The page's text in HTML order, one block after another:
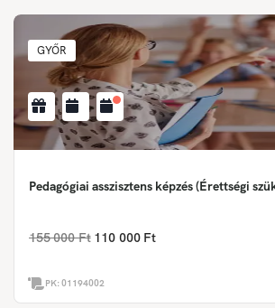
GYŐR
Pedagógiai asszisztens képzés (Érettségi
155 000 Ft 110 000 Ft
PK:01194002